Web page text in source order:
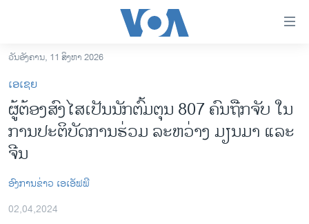
ເຂົ້າ
ຫາ
ຂ້າມ
ຂ້າມ
ຂ້າມ
ໄປ
ຊອກ
ລາວ
ອາເມຣິກາ
ການເລືອກຕັ້ງ ປະທານາທີບໍດີ ສະຫະລັດ 2024
ວັນອັງຄານ, 11 ສິງຫາ 2026
ເອເຊຍ
ຜູ້​ຕ້ອງ​ສົງ​ໄສ​ເປັນ​ນັກ​ຕົ້ມ​ຕຸນ 807 ຄົນ​ຖືກ​ຈັບ ​ໃນ​
ການ​ປະ​ຕິ​ບັດ​ການ​ຮ່ວມ ​ລະ​ຫວ່າງ ມຽນ​ມາ ແລະ
ຈີນ
​ອົງ​ການ​ຂ່າວ​ ເອ​ເອັ​ຟ​ພີ
02,04,2024